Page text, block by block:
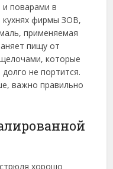
и поварами в
кухнях фирмы ЗОВ,
применяемая
пищу от
которые
не портится.
важно правильно
хорошо